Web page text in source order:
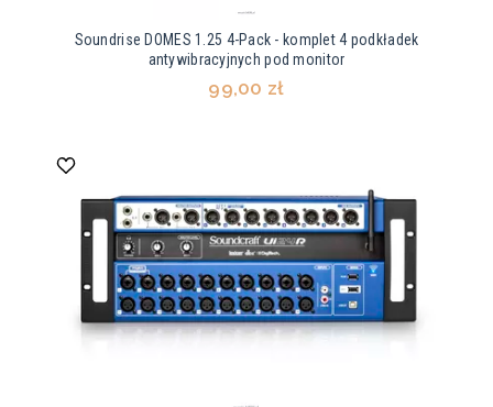
Soundrise DOMES 1.25 4-Pack - komplet 4 podkładek
antywibracyjnych pod monitor
99,00 zł